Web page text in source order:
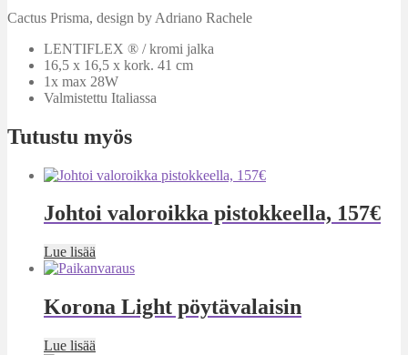
Cactus Prisma, design by Adriano Rachele
LENTIFLEX ® / kromi jalka
16,5 x 16,5 x kork. 41 cm
1x max 28W
Valmistettu Italiassa
Tutustu myös
Johtoi valoroikka pistokkeella, 157€
Lue lisää
Korona Light pöytävalaisin
Lue lisää